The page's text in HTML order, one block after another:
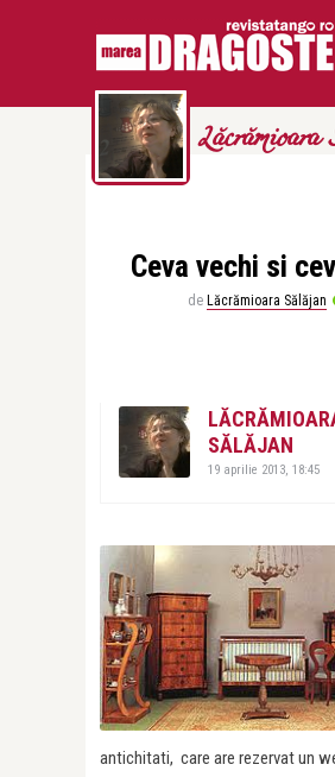
Ceva vechi si
de Lăcrămioara Sălăjan
SĂLĂJAN
19 aprilie 2013, 18:45
antichitati, care are rezervat un